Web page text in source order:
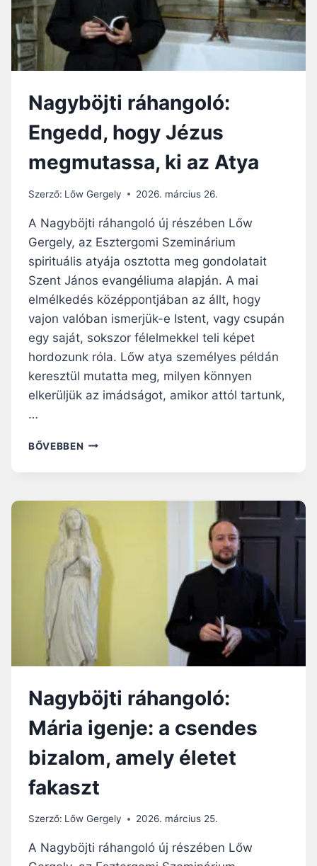
Nagyböjti ráhangoló:
Engedd, hogy Jézus
megmutassa, ki az Atya
Szerző: Lőw Gergely 2026. március 26.
A Nagyböjti ráhangoló új részében Lőw
Gergely, az Esztergomi Szeminárium
spirituális atyája osztotta meg gondolatait
Szent János evangéliuma alapján. A mai
elmélkedés középpontjában az állt, hogy
vajon valóban ismerjük-e Istent, vagy csupán
egy saját, sokszor félelmekkel teli képet
hordozunk róla. Lőw atya személyes példán
keresztül mutatta meg, milyen könnyen
elkerüljük az imádságot, amikor attól tartunk,
…
BŐVEBBEN NAGYBÖJTI
JÉZUS
MEGMUTASSA,
KI
AZ
ATYA
Nagyböjti ráhangoló:
Mária igenje: a csendes
bizalom, amely életet
fakaszt
Szerző: Lőw Gergely 2026. március 25.
A Nagyböjti ráhangoló új részében Lőw